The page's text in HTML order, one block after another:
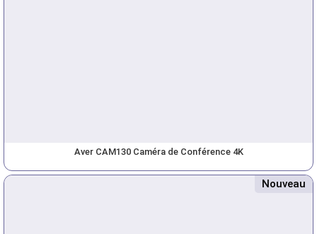
Aver CAM130 Caméra de Conférence 4K
Nouveau